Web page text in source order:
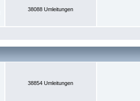
38088 Umleitungen
38854 Umleitungen